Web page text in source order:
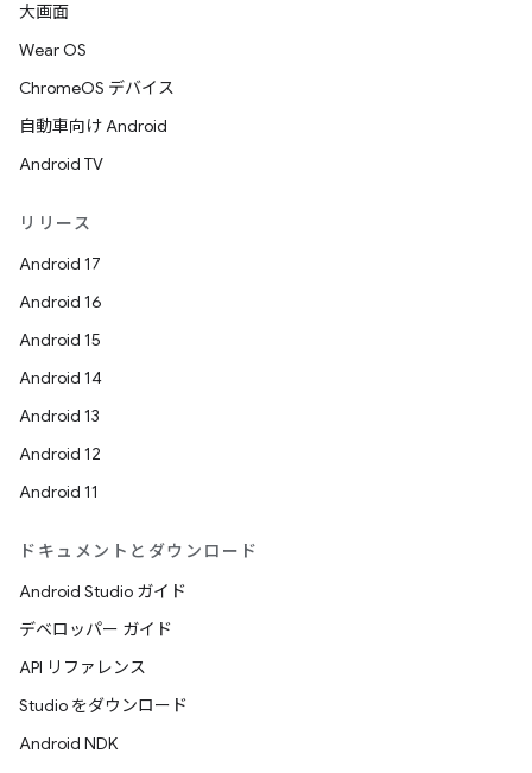
大画面
Wear OS
ChromeOS デバイス
自動車向け Android
Android TV
リリース
Android 17
Android 16
Android 15
Android 14
Android 13
Android 12
Android 11
ドキュメントとダウンロード
Android Studio ガイド
デベロッパー ガイド
API リファレンス
Studio をダウンロード
Android NDK